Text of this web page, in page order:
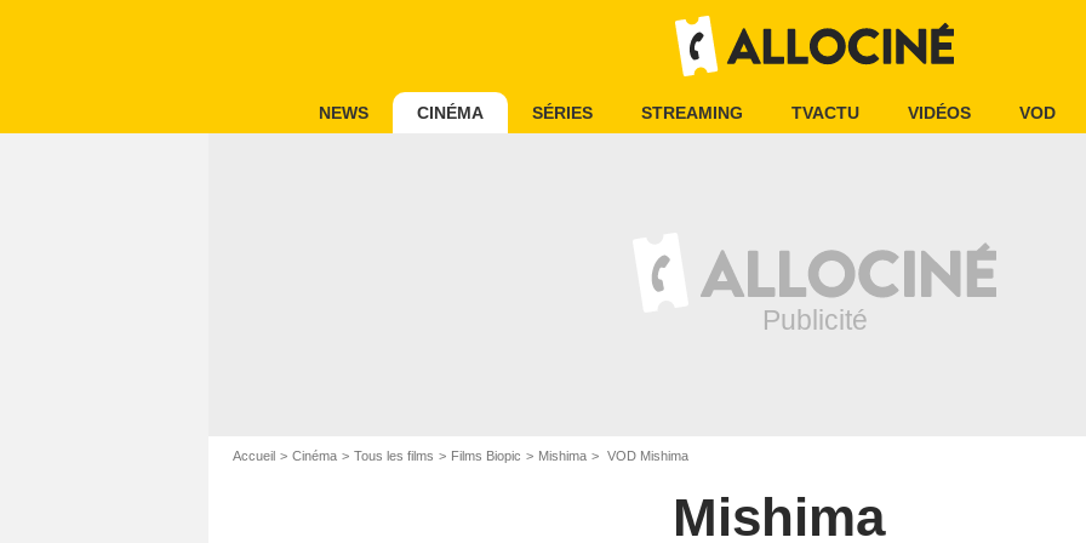
NEWS CINÉMA SÉRIES STREAMING TVACTU VIDÉOS VOD
Accueil Cinéma Tous les films Films Biopic Mishima VOD Mishima
Mishima